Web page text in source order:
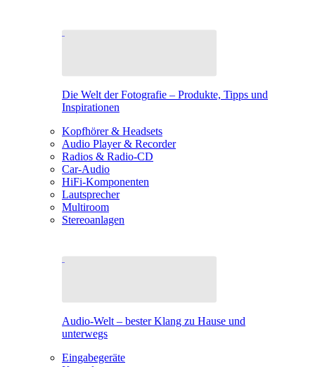
Die Welt der Fotografie – Produkte, Tipps und
Inspirationen
Kopfhörer & Headsets
Audio Player & Recorder
Radios & Radio-CD
Car-Audio
HiFi-Komponenten
Lautsprecher
Multiroom
Stereoanlagen
Audio-Welt – bester Klang zu Hause und
unterwegs
Eingabegeräte